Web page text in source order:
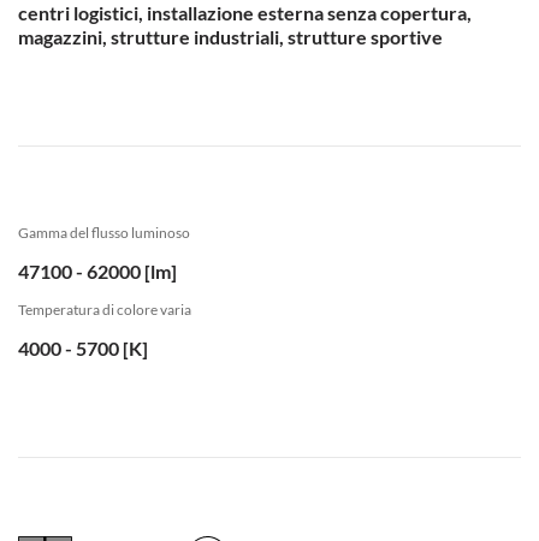
centri logistici, installazione esterna senza copertura,
magazzini, strutture industriali, strutture sportive
Gamma del flusso luminoso
47100 - 62000 [lm]
Temperatura di colore varia
4000 - 5700 [K]